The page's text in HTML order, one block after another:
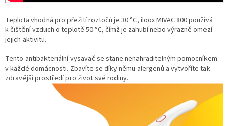
Teplota vhodná pro přežití roztočů je 30 °C, iloox MIVAC 800 používá
k čištění vzduch o teplotě 50 °C, čímž je zahubí nebo výrazně omezí
jejich aktivitu.
Tento antibakteriální vysavač se stane nenahraditelným pomocníkem
v každé domácnosti. Zbavíte se díky němu alergenů a vytvoříte tak
zdravější prostředí pro život své rodiny.